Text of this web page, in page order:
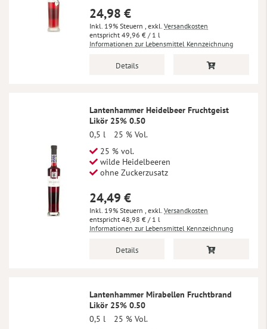
24,98 €
Inkl. 19% Steuern , exkl. Versandkosten
49,96 € / 1 l
Informationen zur Lebensmittel Kennzeichnung
Details
Lantenhammer Heidelbeer Fruchtgeist
Likör 25% 0.50
0,5 l
25 % Vol.
25 % vol.
wilde Heidelbeeren
ohne Zuckerzusatz
24,49 €
Inkl. 19% Steuern , exkl. Versandkosten
48,98 € / 1 l
Informationen zur Lebensmittel Kennzeichnung
Details
Lantenhammer Mirabellen Fruchtbrand
Likör 25% 0.50
0,5 l
25 % Vol.